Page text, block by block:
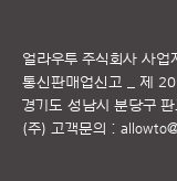
얼라우투 주식회사 사업
통신판매업신고 _ 제
경기도 성남시 분당구
(주) 고객문의 :